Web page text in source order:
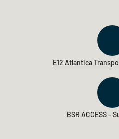
E12 Atlantica
BSR ACCESS –